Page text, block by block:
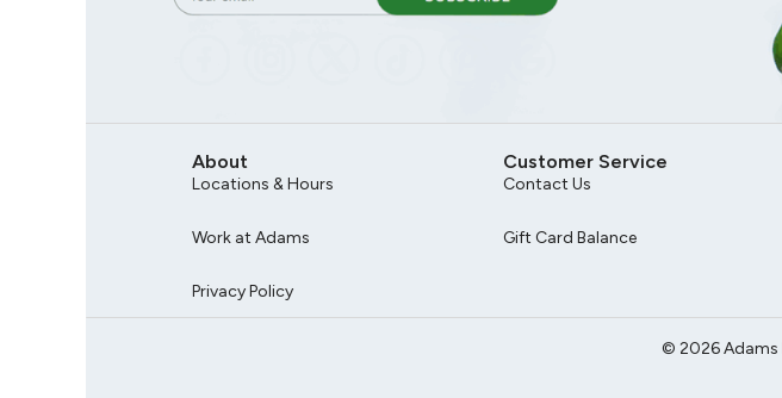
About
Locations & Hours
Work at Adams
Privacy Policy
Customer Service
Contact Us
Gift Card Balance
© 2026 Adams